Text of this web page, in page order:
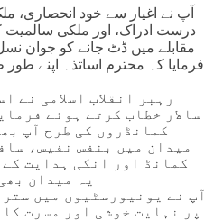
آپ نے اغیار سے خود
درست ادراک، اور ملکی سالمیت
مقابلے میں ڈٹ جانے کو جوان
فرمایا کہ محترم اساتذہ اپنے
رہبر انقلاب اسلامی نے
سالار خطاب کرتے ہوئے
کمانڈروں کی طرح آپ
میدان میں بنفس نفیس،
کمانڈ اور انکی ہدایت
یہ میدان
آپ نے یونیورسٹیوں میں
پر نہایت خوشی اور مسرت